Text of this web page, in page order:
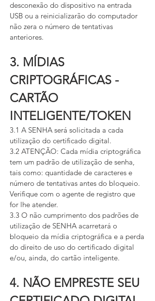
desconexão do dispositivo na entrada
USB ou a reinicializarão do computador
não zera o número de tentativas
anteriores.
3. MÍDIAS
CRIPTOGRÁFICAS -
CARTÃO
INTELIGENTE/TOKEN
3.1 A SENHA será solicitada a cada
utilização do certificado digital.
3.2 ATENÇÃO: Cada mídia criptográfica
tem um padrão de utilização de senha,
tais como: quantidade de caracteres e
número de tentativas antes do bloqueio.
Verifique com o agente de registro que
for lhe atender.
3.3 O não cumprimento dos padrões de
utilização de SENHA acarretará o
bloqueio da mídia criptográfica e a perda
do direito de uso do certificado digital
e/ou, ainda, do cartão inteligente.
4. NÃO EMPRESTE SEU